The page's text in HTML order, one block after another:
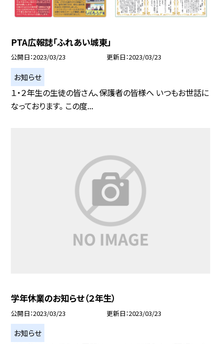
PTA広報誌「ふれあい城東」
公開日 2023/03/23 更新日 2023/03/23
お知らせ
１・２年生の生徒の皆さん、保護者の皆様へ いつもお世話に
なっております。 この度...
学年休業のお知らせ（２年生）
公開日 2023/03/23 更新日 2023/03/23
お知らせ